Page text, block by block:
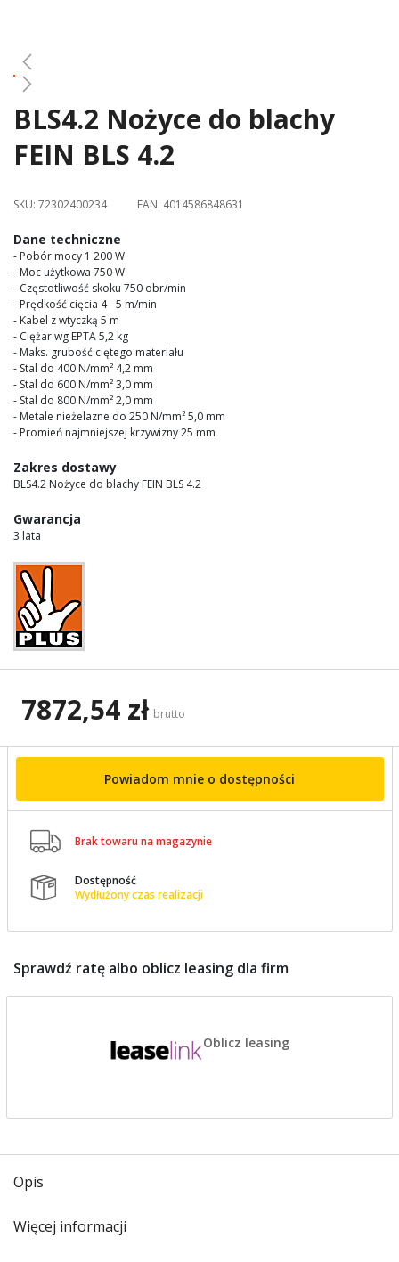
Skip
the
of
images
gallery
BLS4.2 Nożyce do blachy
FEIN BLS 4.2
SKU: 72302400234 EAN: 4014586848631
Dane techniczne
- Pobór mocy 1 200 W
- Moc użytkowa 750 W
- Częstotliwość skoku 750 obr/min
- Prędkość cięcia 4 - 5 m/min
- Kabel z wtyczką 5 m
- Ciężar wg EPTA 5,2 kg
- Maks. grubość ciętego materiału
- Stal do 400 N/mm² 4,2 mm
- Stal do 600 N/mm² 3,0 mm
- Stal do 800 N/mm² 2,0 mm
- Metale nieżelazne do 250 N/mm² 5,0 mm
- Promień najmniejszej krzywizny 25 mm
Zakres dostawy
BLS4.2 Nożyce do blachy FEIN BLS 4.2
Gwarancja
3 lata
7872,54 zł brutto
Powiadom mnie o dostępności
 Brak towaru na magazynie

Dostępność
Wydłużony czas realizacji
Sprawdź ratę albo oblicz leasing dla firm
Oblicz leasing
Opis
Więcej informacji